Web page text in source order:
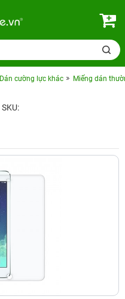
Dán cường lực khác Miếng dán
SKU: